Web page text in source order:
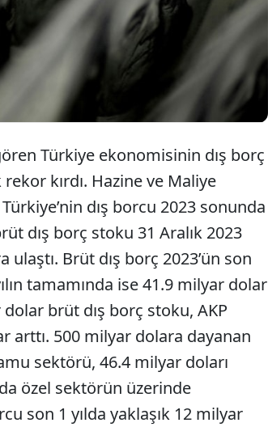
Türkiye ekonomisinin dış borç
kırdı. Hazine ve Maliye
Türkiye’nin dış borcu 2023 sonunda
dış borç stoku 31 Aralık 2023
Brüt dış borç 2023’ün son
tamamında ise 41.9 milyar dolar
dolar brüt dış borç stoku, AKP
arttı. 500 milyar dolara dayanan
sektörü, 46.4 milyar doları
özel sektörün üzerinde
son 1 yılda yaklaşık 12 milyar